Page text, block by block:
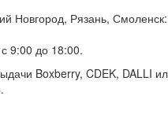
Новгород, Рязань,
с 9:00 до 18:00.
Boxberry, CDEK, DALLI